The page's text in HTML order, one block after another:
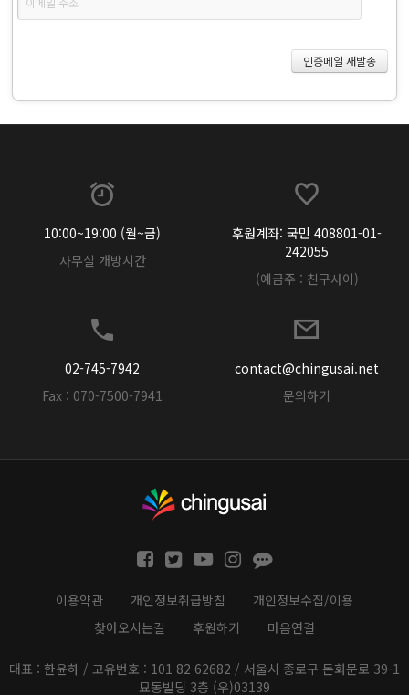
10:00~19:00 (월~금)
사무실 개방시간
후원계좌: 국민 408801-01-
242055
(예금주 : 친구사이)
02-745-7942
Fax : 070-7500-7941
contact@chingusai.net
문의하기
이용약관 개인정보취급방침
개인정보수집/이용
찾아오시는길
후원하기 마음연결
대표 : 한윤하 / 고유번호 : 101 82 62682 / 서울시 종로구 돈화문로 39-1
묘동빌딩 3층 (우)03139